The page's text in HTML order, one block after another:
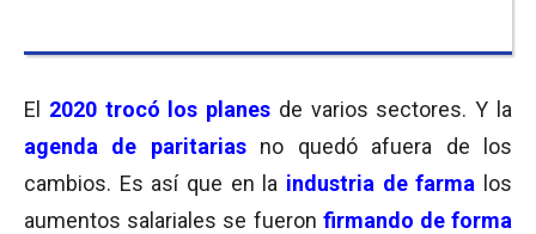
El 2020 trocó los planes de varios sectores. Y la
agenda de paritariasno quedó afuera de los
cambios. Es así que en la industria de farma
los
aumentos salariales se fueron firmando de forma